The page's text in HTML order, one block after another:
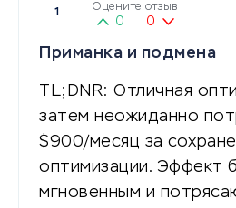
1 Оцените отзыв
0 0
Приманка и подмена
TL;DNR: Отличная
затем неожиданно
$900/месяц за
оптимизации. Эффект
мгновенным и